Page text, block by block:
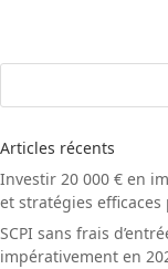
Articles récents
Investir 20 000 € en
et stratégies
SCPI sans frais
impérativement en